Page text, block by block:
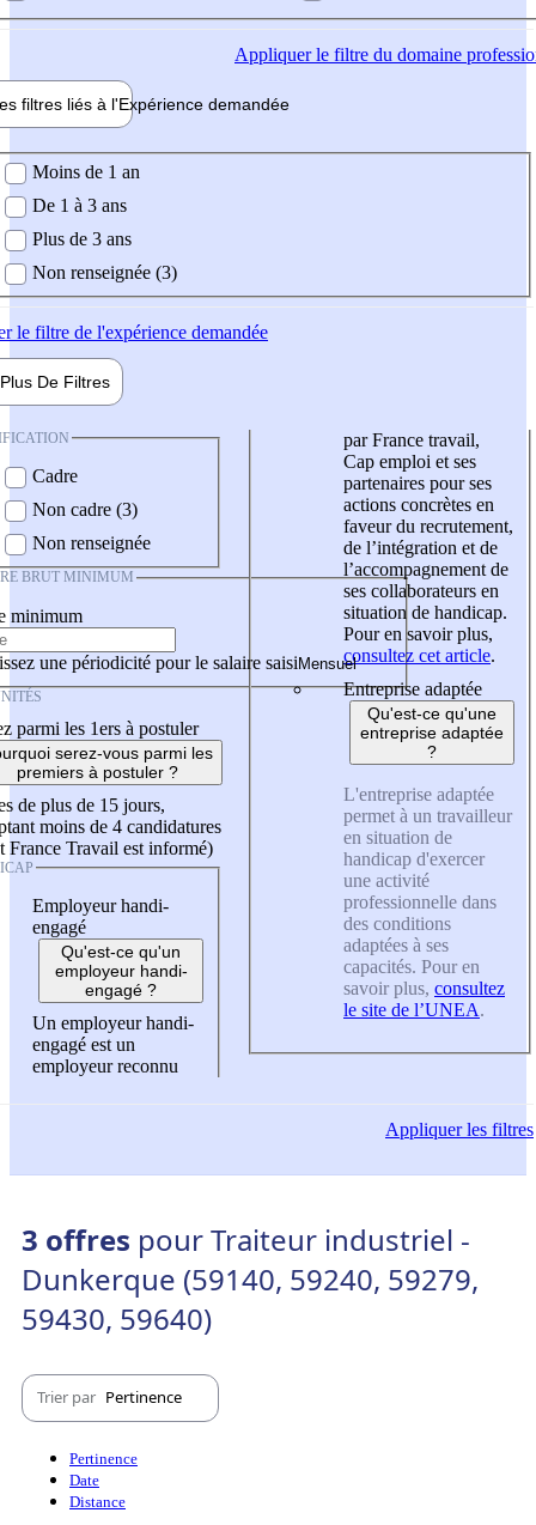
Appliquerle filtre du domaine
filtres liés à l'Expérience demandée
demandée
Moins de 1 an
De 1 à 3 ans
Plus de 3 ans
Non renseignée (3)
le filtre de l'expérience demandée
Plus De Filtres
Cadre
Non cadre (3)
Non renseignée
BRUT MINIMUM
minimum
une périodicité pour le salaire saisi
parmi les 1ers à postuler
serez-vous parmi les
premiers à postuler ?
de plus de 15 jours,
moins de 4 candidatures
France Travail est informé)
Employeur handi-
engagé
Qu'est-ce qu'un
employeur handi-
engagé ?
Un employeur handi-
engagé est un
employeur reconnu
par France travail,
Cap emploi et ses
partenaires pour ses
actions concrètes en
faveur du recrutement,
de l’intégration et de
l’accompagnement de
ses collaborateurs en
situation de handicap.
Pour en savoir plus,
consultez cet article.
Entreprise adaptée
Qu'est-ce qu'une
entreprise adaptée
?
L'entreprise adaptée
permet à un travailleur
en situation de
handicap d'exercer
une activité
professionnelle dans
des conditions
adaptées à ses
capacités. Pour en
savoir plus, consultez
le site de l’UNEA.
Appliquerles filtres
3 offres pour Traiteur industriel -
Dunkerque (59140, 59240, 59279,
59430, 59640)
Trier par Pertinence
Pertinence
Date
Distance